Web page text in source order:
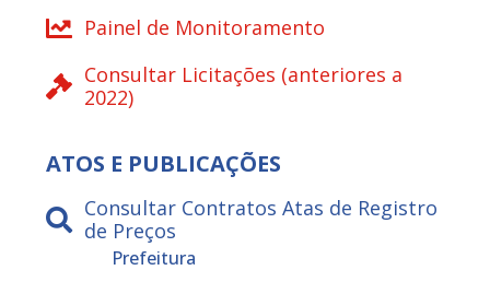
Painel de Monitoramento
Consultar Licitações (anteriores a
2022)
ATOS E PUBLICAÇÕES
Consultar Contratos Atas de Registro
de Preços
Prefeitura